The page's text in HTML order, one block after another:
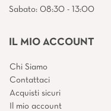
Sabato: 08:30 - 13:00
IL MIO ACCOUNT
Chi Siamo
Contattaci
Acquisti sicuri
Il mio account